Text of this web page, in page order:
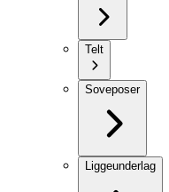
Telt
Soveposer
Liggeunderlag